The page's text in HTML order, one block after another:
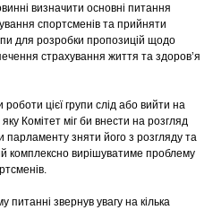
визначити основні питання
спортсменів та прийняти
для розробки пропозицій щодо
страхування життя та здоров’я
цієї групи слід або вийти на
Комітет міг би внести на розгляд
зняти його з розгляду та
комплексно вирішуватиме проблему
звернув увагу на кілька